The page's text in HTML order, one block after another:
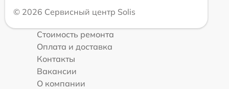
© 2026 Сервисный центр Solis
Стоимость ремонта
Оплата и доставка
Контакты
Вакансии
О компании